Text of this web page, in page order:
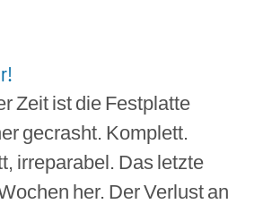
Zeit ist die Festplatte
gecrasht. Komplett.
irreparabel. Das letzte
her. Der Verlust an